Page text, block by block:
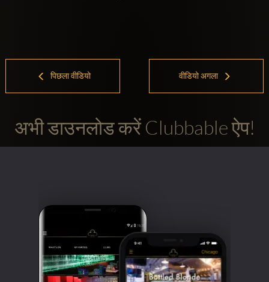
पिछला वीडियो वीडियो अगला
अभी डाउनलोड करें Clubbable ऐप!